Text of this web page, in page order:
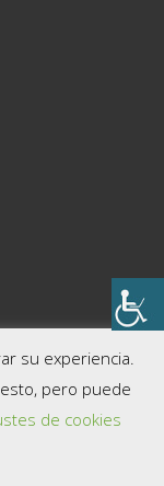
su experiencia.
pero puede
de cookies